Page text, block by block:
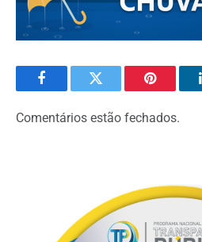
FacebookTwitter Pinterest
Comentários estão fechados.